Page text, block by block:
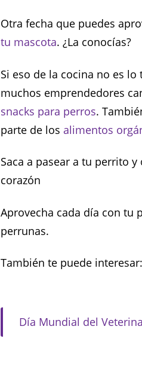
Otra fecha que puedes
tu mascota. ¿La conocías?
Si eso de la cocina no es
muchos emprendedores
snacks para perros.
parte de los alimentos
Saca a pasear a tu perrito
corazón
Aprovecha cada día con tu
perrunas.
También te puede interesar:
Día Mundial del